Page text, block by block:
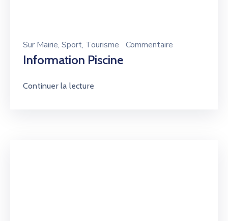
Sur Mairie‚ Sport‚ Tourisme Commentaire
Information Piscine
Continuer la lecture